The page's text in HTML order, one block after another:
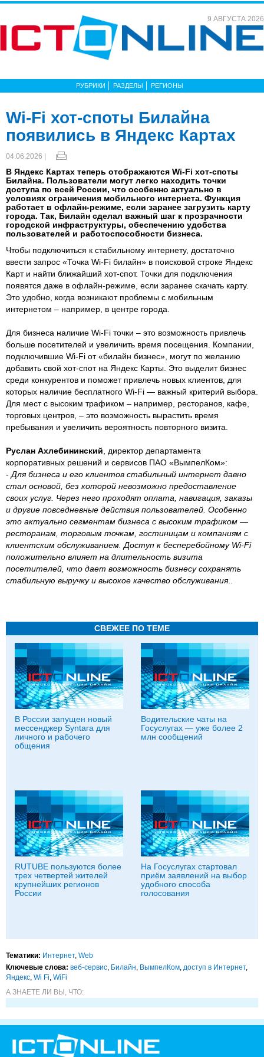
9 АВГУСТА 2026
РУБРИКИ РАЗДЕЛЫ РЕГИОНЫ
Wi-Fi хот-споты Билайна
появились в Яндекс Картах
04.06.2026 |
В Яндекс Картах теперь отображаются Wi-Fi хот-споты
Билайна. Пользователи могут легко находить точки
доступа по всей России, что особенно актуально в
условиях ограничения мобильного интернета. Функция
работает в офлайн-режиме, если заранее загрузить карту
города. Так, Билайн сделал важный шаг к прозрачности
городской инфраструктуры, обеспечению удобства
пользователей и работоспособности бизнеса.
Чтобы подключиться к стабильному интернету, достаточно
ввести запрос «Точка Wi-Fi билайн» в поисковой строке Яндекс
Карт и найти ближайший хот-спот. Точки для подключения
появятся даже в офлайн-режиме, если заранее скачать карту.
Это удобно, когда возникают проблемы с мобильным
интернетом – например, в центре города.
Для бизнеса наличие Wi-Fi точки – это возможность привлечь
больше посетителей и увеличить время посещения. Компании,
подключившие Wi-Fi от «билайн бизнес», могут по желанию
добавить свой хот-спот на Яндекс Карты. Это выделит бизнес
среди конкурентов и поможет привлечь новых клиентов, для
которых наличие бесплатного Wi-Fi — важный критерий выбора.
Для мест с высоким трафиком – например, ресторанов, кафе,
торговых центров, – это возможность вырастить время
пребывания и увеличить вероятность повторного визита.
Руслан Ахлебининский , директор департамента
корпоративных решений и сервисов ПАО «ВымпелКом»:
- Для бизнеса и его клиентов стабильный интернет давно
стал основой, без которой невозможно предоставление
своих услуг. Через него проходят оплата, навигация, заказы
и другие повседневные действия пользователей. Особенно
это актуально сегментам бизнеса с высоким трафиком —
ресторанам, торговым точкам, гостиницам и компаниям с
клиентским обслуживанием. Доступ к бесперебойному Wi-Fi
положительно влияет на длительность визита
посетителей, что дает возможность бизнесу сохранять
стабильную выручку и высокое качество обслуживания..
СВЕЖЕЕ ПО ТЕМЕ
В России запущен новый
мессенджер Syntara для
личного и рабочего
общения
Водительские чаты на
Госуслугах — уже более 2
млн сообщений
RUTUBE пользуются более
трех четвертей жителей
крупнейших регионов
России
На Госуслугах стартовал
приём заявлений на выбор
удобного способа
голосования
Тематики: Интернет, Web
Ключевые слова: веб-сервис, Билайн, ВымпелКом, доступ в Интернет,
Яндекс, Wi Fi, WiFi
А ЗНАЕТЕ ЛИ ВЫ, ЧТО: